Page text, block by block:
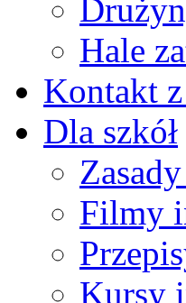
Hale
Kontakt
Dla szkół
Filmy
Kursy